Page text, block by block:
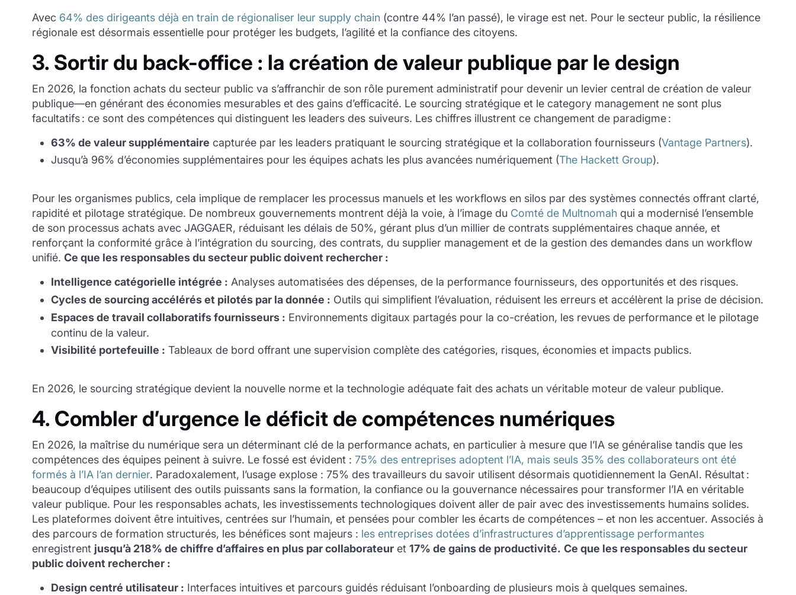
Avec 64% des dirigeants déjà en train de régionaliser leur supply chain(contre 44% l’an passé), le virage est net. Pour le secteur public, la résilience
régionale est désormais essentielle pour protéger les budgets, l’agilité et la confiance des citoyens.
3. Sortir du back-office : la création de valeur publique par le design
En 2026, la fonction achats du secteur public va s’affranchir de son rôle purement administratif pour devenir un levier central de création de valeur
publique—en générant des économies mesurables et des gains d’efficacité. Le sourcing stratégique et le category management ne sont plus
facultatifs : ce sont des compétences qui distinguent les leaders des suiveurs. Les chiffres illustrent ce changement de paradigme :
63% de valeur supplémentaire capturée par les leaders pratiquant le sourcing stratégique et la collaboration fournisseurs (Vantage Partners).
Jusqu’à 96% d’économies supplémentaires pour les équipes achats les plus avancées numériquement (The Hackett Group).
Pour les organismes publics, cela implique de remplacer les processus manuels et les workflows en silos par des systèmes connectés offrant clarté,
rapidité et pilotage stratégique. De nombreux gouvernements montrent déjà la voie, à l’image du Comté de Multnomahqui a modernisé l’ensemble
de son processus achats avec JAGGAER, réduisant les délais de 50%, gérant plus d’un millier de contrats supplémentaires chaque année, et
renforçant la conformité grâce à l’intégration du sourcing, des contrats, du supplier management et de la gestion des demandes dans un workflow
unifié. Ce que les responsables du secteur public doivent rechercher :
Intelligence catégorielle intégrée : Analyses automatisées des dépenses, de la performance fournisseurs, des opportunités et des risques.
Cycles de sourcing accélérés et pilotés par la donnée : Outils qui simplifient l’évaluation, réduisent les erreurs et accélèrent la prise de décision.
Espaces de travail collaboratifs fournisseurs : Environnements digitaux partagés pour la co-création, les revues de performance et le pilotage
continu de la valeur.
Visibilité portefeuille : Tableaux de bord offrant une supervision complète des catégories, risques, économies et impacts publics.
En 2026, le sourcing stratégique devient la nouvelle norme et la technologie adéquate fait des achats un véritable moteur de valeur publique.
4. Combler d’urgence le déficit de compétences numériques
En 2026, la maîtrise du numérique sera un déterminant clé de la performance achats, en particulier à mesure que l’IA se généralise tandis que les
compétences des équipes peinent à suivre. Le fossé est évident : 75% des entreprises adoptent l’IA, mais seuls 35% des collaborateurs ont été
formés à l’IA l’an dernier. Paradoxalement, l’usage explose : 75% des travailleurs du savoir utilisent désormais quotidiennement la GenAI. Résultat :
beaucoup d’équipes utilisent des outils puissants sans la formation, la confiance ou la gouvernance nécessaires pour transformer l’IA en véritable
valeur publique. Pour les responsables achats, les investissements technologiques doivent aller de pair avec des investissements humains solides.
Les plateformes doivent être intuitives, centrées sur l’humain, et pensées pour combler les écarts de compétences – et non les accentuer. Associés à
des parcours de formation structurés, les bénéfices sont majeurs : les entreprises dotées d’infrastructures d’apprentissage performantes
enregistrent jusqu’à 218% de chiffre d’affaires en plus par collaborateuret 17% de gains de productivité. Ce que les responsables du secteur
public doivent rechercher :
Design centré utilisateur : Interfaces intuitives et parcours guidés réduisant l’onboarding de plusieurs mois à quelques semaines.